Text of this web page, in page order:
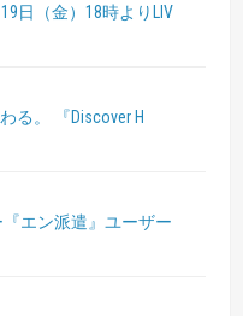
日（金）18時よりLIV
る。
『Discover H
『エン派遣』ユーザー